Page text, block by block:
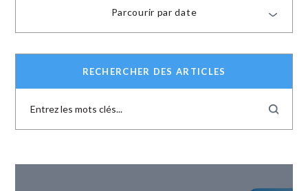
Parcourir par date
RECHERCHER DES ARTICLES